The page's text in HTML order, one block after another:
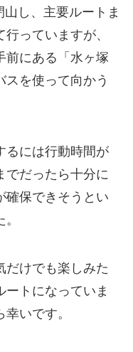
し、主要ルートま
っていますが、
前にある「水ヶ塚
を使って向かう
るには行動時間が
でだったら十分に
確保できそうとい
だけでも楽しみた
ートになっていま
いです。